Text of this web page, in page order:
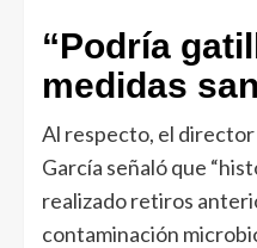
“Podría
medidas
Al respecto, el
García señaló que
realizado retiros
contaminación